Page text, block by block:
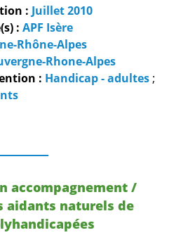
: Juillet2010
: APF Isère
Rhône-Alpes
Rhone-Alpes
: Handicap - adultes ;
accompagnement /
aidants naturels de